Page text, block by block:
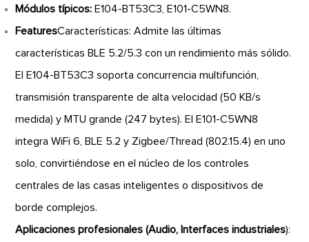
Módulos típicos: E104-BT53C3, E101-C5WN8.
FeaturesCaracterísticas: Admite las últimas
características BLE 5.2/5.3 con un rendimiento más sólido.
El E104-BT53C3 soporta concurrencia multifunción,
transmisión transparente de alta velocidad (50 KB/s
medida) y MTU grande (247 bytes). El E101-C5WN8
integra WiFi 6, BLE 5.2 y Zigbee/Thread (802.15.4) en uno
solo, convirtiéndose en el núcleo de los controles
centrales de las casas inteligentes o dispositivos de
borde complejos.
Aplicaciones profesionales (Audio, Interfaces industriales):